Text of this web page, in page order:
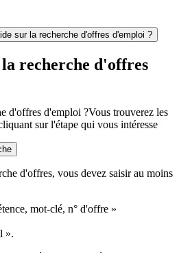
sur la recherche d'offres d'emploi ?
recherche d'offres
d'offres d'emploi ?Vous trouverez les
sur l'étape qui vous intéresse
d'offres, vous devez saisir au moins
mot-clé, n° d'offre »
».